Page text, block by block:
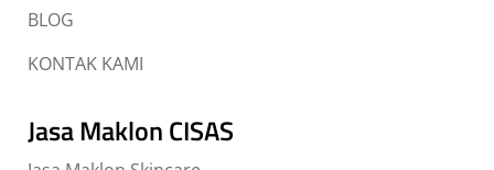
BLOG
KONTAK KAMI
Jasa Maklon CISAS